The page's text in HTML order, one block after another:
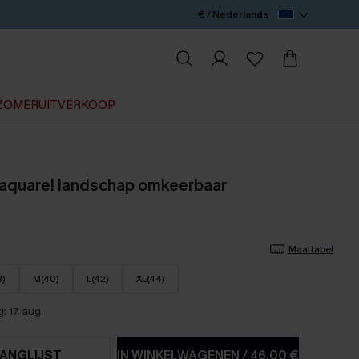
€ / Nederlands
landschap omkeerbaar
Maattabel
M(40) L(42) XL(44)
17 aug.
IN WINKELWAGENEN/46,00 €